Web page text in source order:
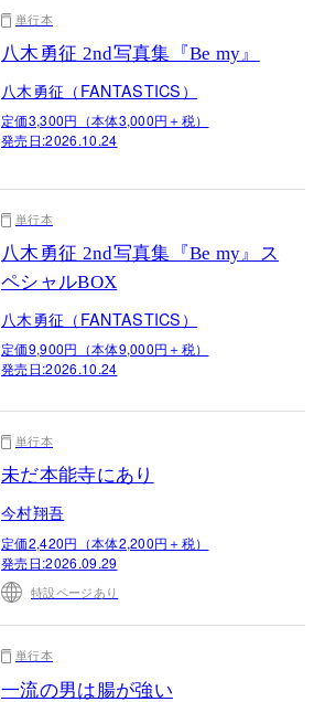
単行本
八木勇征 2nd写真集『Be my』
八木勇征（FANTASTICS）
定価3,300円（本体3,000円＋税）
発売日:2026.10.24
単行本
八木勇征 2nd写真集『Be my』ス
ペシャルBOX
八木勇征（FANTASTICS）
定価9,900円（本体9,000円＋税）
発売日:2026.10.24
単行本
未だ本能寺にあり
今村翔吾
定価2,420円（本体2,200円＋税）
発売日:2026.09.29
特設ページあり
単行本
一流の男は腸が強い